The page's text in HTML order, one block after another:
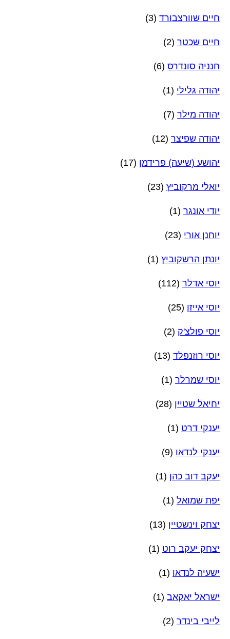
חיים שוורצבורד (3)
חיים שכטר (2)
חנניה סונדרס (6)
יהודה גלילי (1)
יהודה מילר (7)
יהודה שפיצר (12)
יהושע (שיעה) פרידמן (17)
יואלי מרקוביץ (23)
יודי אונגר (1)
יוחנן אורי (23)
יונתן הרשקוביץ (1)
יוסי אדלר (112)
יוסי אייזן (25)
יוסי פולצ'ק (2)
יוסי רוזנפלד (13)
יוסי שמרלר (1)
יחיאל שטיין (28)
יענקי דרט (1)
יענקי לנדאו (9)
יעקב דוב כהן (1)
יפת שמואל (1)
יצחק וינשטיין (13)
יצחק יעקב רוט (1)
ישעיה לנדאו (1)
ישראל יאקאב (1)
לייבי בינדר (2)